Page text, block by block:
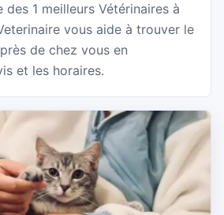
des 1 meilleurs Vétérinaires à
vous aide à trouver le
de chez vous en
et les horaires.